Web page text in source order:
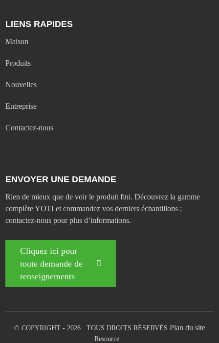
LIENS RAPIDES
Maison
Produits
Nouvelles
Entreprise
Contactez-nous
ENVOYER UNE DEMANDE
Rien de mieux que de voir le produit fini. Découvrez la gamme
complète YOTI et commandez vos derniers échantillons ;
contactez-nous pour plus d’informations.
Cliquez ici pour
toute demande de
renseignements
© COPYRIGHT - 2026 : TOUS DROITS RÉSERVÉS. Plan du site
Resource